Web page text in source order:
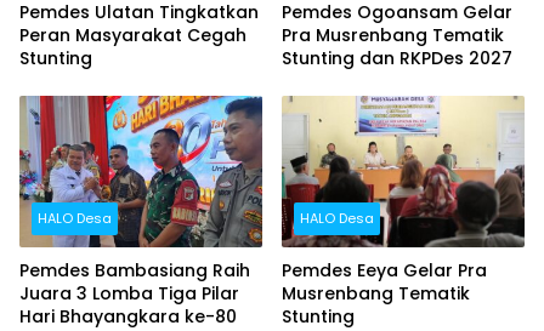
Pemdes Ulatan Tingkatkan
Peran Masyarakat Cegah
Stunting
Pemdes Ogoansam Gelar
Pra Musrenbang Tematik
Stunting dan RKPDes 2027
HALO Desa
Pemdes Bambasiang Raih
Juara 3 Lomba Tiga Pilar
Hari Bhayangkara ke-80
HALO Desa
Pemdes Eeya Gelar Pra
Musrenbang Tematik
Stunting